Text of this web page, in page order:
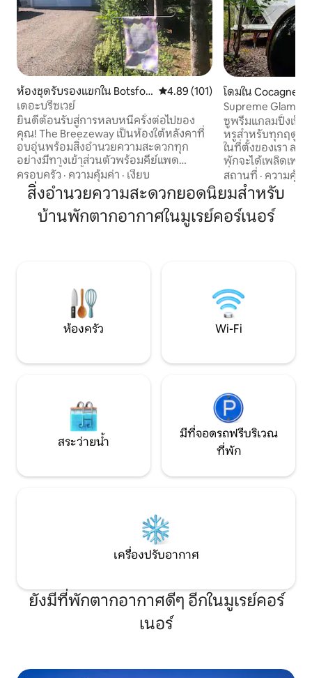
ห้องชุดรับรองแขกใน Botsfor
d Parish
คะแนนเฉลี่ย 4.89 จาก 5, 101 รีวิว
4.89 (101)
เดอะบรีซเวย์
ยินดีต้อนรับสู่การหลบหนีครั้งต่อไปของ
คุณ! The Breezeway เป็นห้องใต้หลังคาที่
อบอุ่นพร้อมสิ่งอำนวยความสะดวกทุก
อย่างมีทางเข้าส่วนตัวพร้อมคีย์แพด
อ่างอาบน้ำ 3 ชิ้นห้องครัวขนาดเล็กและ
พื้นที่รับประทานอาหารพื้นที่นั่งเล่นกว้าง
ขวางพร้อมทีวี (และ Wi-Fi) รวมถึงห้องนอน
ขนาดใหญ่พร้อมเตียงขนาดคิงไซส์ มีให้
บริการตลอดทั้งปีสถานที่พักผ่อนที่มีการ
หาดทรายที่สวยงาม - สำหรับการว่ายน้ำ
ครอบครัว · ความคุ้มค่า · เงียบ
โดมใน Cocagne
Supreme
ซูพรีมแกลมปิ้งเป็
หรูสำหรับทุกฤดูกาล
ในที่ตั้งของเรา ลอ
พักจะได้เพลิดเพลิ
ซี่ขนาดใหญ่ส่วนตัว
การเช่าโดมของเ
สนุกสนานและไม่เ
มีการตกแต่งภายใ
และหน้าต่างบาน
ด้วย😊
สถานที่ · ความคุ้ม
สิ่งอำนวยความสะดวกยอดนิยมสำหรับ
บ้านพักตากอากาศในมูเรย์คอร์เนอร์
ห้องครัว Wi-Fi
สระว่ายน้ำ
มีที่จอดรถฟรีบริเวณ
ที่พัก
เครื่องปรับอากาศ
ยังมีที่พักตากอากาศดีๆ อีกในมูเรย์คอร์
เนอร์